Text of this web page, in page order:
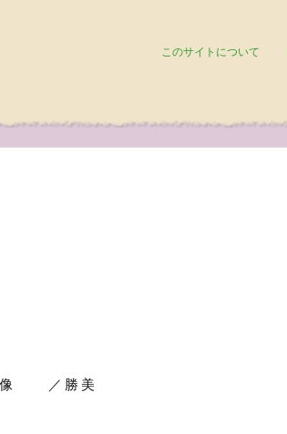
このサイトについて
像 ／勝美